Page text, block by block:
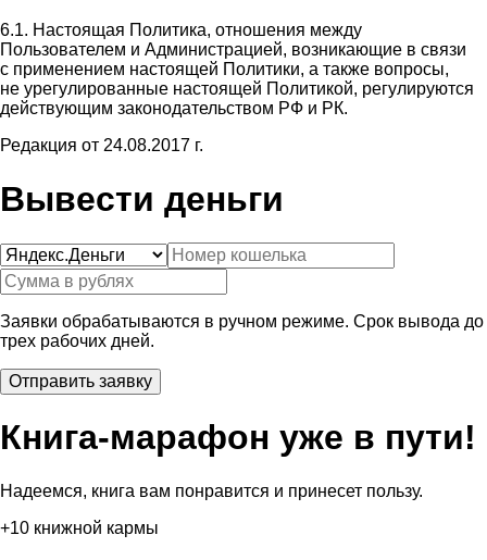
6.1. Настоящая Политика, отношения между
Пользователем и Администрацией, возникающие в связи
с применением настоящей Политики, а также вопросы,
не урегулированные настоящей Политикой, регулируются
действующим законодательством РФ и РК.
Редакция от 24.08.2017 г.
Вывести деньги
Заявки обрабатываются в ручном режиме. Срок вывода до
трех рабочих дней.
Книга-марафон уже в пути!
Надеемся, книга вам понравится и принесет пользу.
+10 книжной кармы